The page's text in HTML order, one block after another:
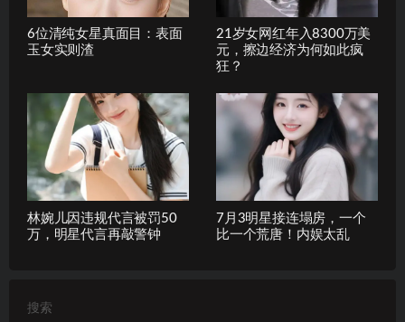
6位清纯女星真面目：表面
玉女实则渣
21岁女网红年入8300万美
元，擦边经济为何如此疯
狂？
林婉儿因违规代言被罚50
万，明星代言再敲警钟
7月3明星接连塌房，一个
比一个荒唐！内娱太乱
搜索